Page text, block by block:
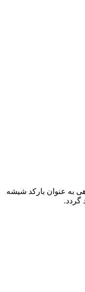
خونی و آزمایشگاهی به عنوان بارکد شیشه
گردد.